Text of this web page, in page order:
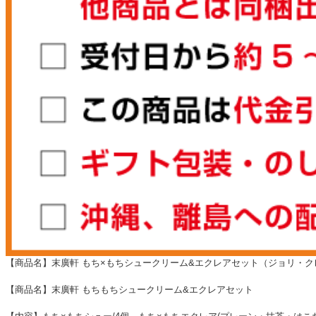
【商品名】末廣軒 もち×もちシュークリーム&エクレアセット（ジョリ・
【商品名】末廣軒 もちもちシュークリーム&エクレアセット